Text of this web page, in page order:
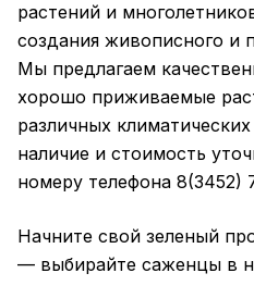
растений и
создания живописного и
Мы предлагаем
хорошо приживаемые
различных
наличие и стоимость
номеру телефона 8(3452)
Начните свой зеленый
— выбирайте саженцы в